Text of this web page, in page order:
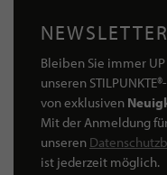
NEWSLETTER
Bleiben Sie immer UP
unseren
von exklusiven
Mit der Anmeldung
unseren
ist jederzeit möglich.